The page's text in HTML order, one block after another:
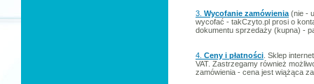
3. Wycofanie zamówienia (nie -
wycofać - takCzyto.pl prosi o
dokumentu sprzedaży (kupna) -
4. Ceny i płatności . Sklep
VAT. Zastrzegamy również
zamówienia - cena jest wiążąca